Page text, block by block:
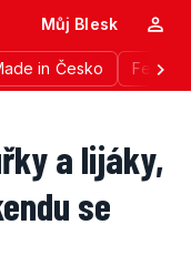
in Česko
Můj Blesk
a lijáky,
se